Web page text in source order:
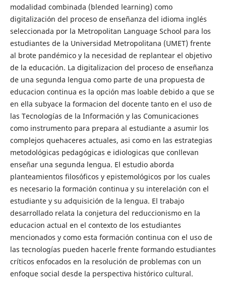
modalidad combinada (blended learning) como
digitalización del proceso de enseñanza del idioma inglés
seleccionada por la Metropolitan Language School para los
estudiantes de la Universidad Metropolitana (UMET) frente
al brote pandémico y la necesidad de replantear el objetivo
de la educación. La digitalizacion del proceso de enseñanza
de una segunda lengua como parte de una propuesta de
educacion continua es la opción mas loable debido a que se
en ella subyace la formacion del docente tanto en el uso de
las Tecnologías de la Información y las Comunicaciones
como instrumento para prepara al estudiante a asumir los
complejos quehaceres actuales, asi como en las estrategias
metodológicas pedagógicas e idiologicas que conllevan
enseñar una segunda lengua. El estudio aborda
planteamientos filosóficos y epistemológicos por los cuales
es necesario la formación continua y su interelación con el
estudiante y su adquisición de la lengua. El trabajo
desarrollado relata la conjetura del reduccionismo en la
educacion actual en el contexto de los estudiantes
mencionados y como esta formación continua con el uso de
las tecnologías pueden hacerle frente formando estudiantes
críticos enfocados en la resolución de problemas con un
enfoque social desde la perspectiva histórico cultural.